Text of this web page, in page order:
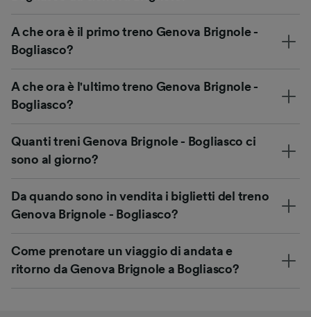
A che ora è il primo treno Genova Brignole -
Bogliasco?
A che ora è l'ultimo treno Genova Brignole -
Bogliasco?
Quanti treni Genova Brignole - Bogliasco ci
sono al giorno?
Da quando sono in vendita i biglietti del treno
Genova Brignole - Bogliasco?
Come prenotare un viaggio di andata e
ritorno da Genova Brignole a Bogliasco?